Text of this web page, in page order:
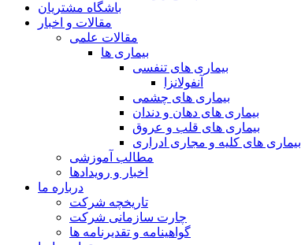
باشگاه مشتریان
مقالات و اخبار
مقالات علمی
بیماری ها
بیماری های تنفسی
آنفولانزا
بیماری های چشمی
بیماری های دهان و دندان
بیماری های قلب و عروق
بیماری های کلیه و مجاری ادراری
مطالب آموزشی
اخبار و رويدادها
درباره ما
تاریخچه شرکت
چارت سازمانی شرکت
گواهينامه و تقديرنامه ها